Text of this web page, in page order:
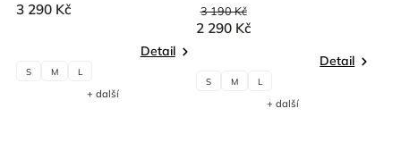
3 290 Kč
Detail
S M L
+ další
3 190 Kč
2 290 Kč
Detail
S M L
+ další